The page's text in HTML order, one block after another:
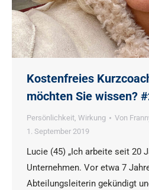
Kostenfreies
möchten Sie wissen?
Persönlichkeit, Wirkung Von
1. September 2019
Lucie (45) „Ich arbeite seit 20
Unternehmen. Vor etwa 7
Abteilungsleiterin gekündigt